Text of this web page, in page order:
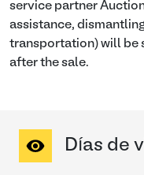
service partner
assistance,
transportation) will be
after the sale.
Días de